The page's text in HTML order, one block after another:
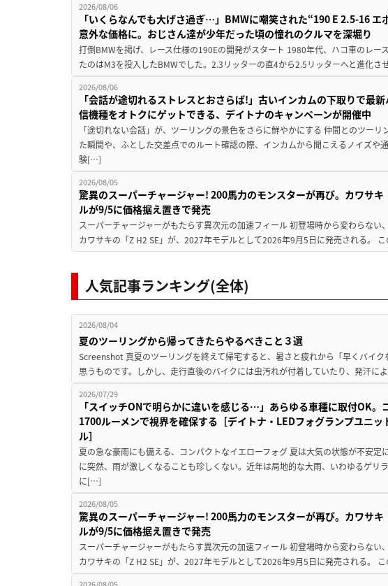
2026/08/06
「いくらなんでも大げさ過ぎ…」BMWに嘲笑された“190 E 2.5-16
意外な価格に。おじさん達が少年だった頃の憧れのクルマを深堀り
打倒BMWを掲げ、レース仕様の190Eの開発がスタート 1980年代、ハコ車のレー
たのはM3を投入したBMWでした。2.3リッターの直4から2.5リッターへと進化
2026/08/06
「会話が途切れるストレスとおさらば!」古いインカムの下取りで最
信機種をオトクにゲットできる、デイトナのキャンペーンが開催中
「途切れない会話」が、ツーリングの景色をさらに鮮やかにする 仲間とのツーリ
た瞬間や、ふとした交差点でのルート確認の際、インカムから聞こえるノイズや
験[…]
2026/08/05
驚異のスーパーチャージャー! 200馬力のモンスターが再び。カワサ
ルが9/5に価格据え置きで発売
スーパーチャージャーがもたらす異次元の加速フィール 初登場時から変わらない
カワサキの「Z H2 SE」が、2027年モデルとして2026年9月5日に発売される。
人気記事ランキング(全体)
2026/08/04
夏のツーリングから帰ってきたらやるべきこと３選
Screenshot 真夏のツーリングを終えて帰宅すると、暑さと疲れから「早くバイク
思うものです。しかし、走行直後のバイクには虫汚れが付着していたり、発汗に
2026/07/29
「スイッチONで明らかに違いを感じる…」あらゆる車種に取付OK。
1700ルーメンで視界を確保する［デイトナ・LEDフォグランプユニッ
ル］
夏の急な豪雨にも備える、コンパクトなイエローフォグ 夏は大気の状態が不安定
に突然、雨が激しくなることも珍しくない。近年は局地的な大雨、いわゆるゲリ
に[…]
2026/08/05
驚異のスーパーチャージャー! 200馬力のモンスターが再び。カワサ
ルが9/5に価格据え置きで発売
スーパーチャージャーがもたらす異次元の加速フィール 初登場時から変わらない
カワサキの「Z H2 SE」が、2027年モデルとして2026年9月5日に発売される。